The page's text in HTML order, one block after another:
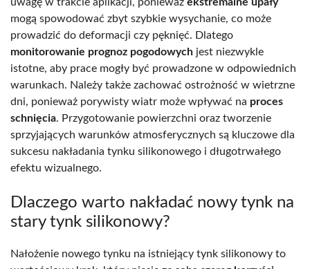
mogą spowodować zbyt szybkie wysychanie, co może
prowadzić do deformacji czy pęknięć. Dlatego
monitorowanie prognoz pogodowych jest niezwykle
istotne, aby prace mogły być prowadzone w odpowiednich
warunkach. Należy także zachować ostrożność w wietrzne
dni, ponieważ porywisty wiatr może wpływać na proces
schnięcia. Przygotowanie powierzchni oraz tworzenie
sprzyjających warunków atmosferycznych są kluczowe dla
sukcesu nakładania tynku silikonowego i długotrwałego
efektu wizualnego.
Dlaczego warto nakładać nowy tynk na
stary tynk silikonowy?
Nałożenie nowego tynku na istniejący tynk silikonowy to